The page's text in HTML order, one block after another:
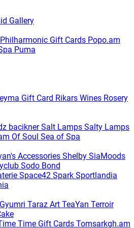
Gallery
Philharmonic Gift Cards Popo.am
Puma
Gift Card Rikars Wines Rosery
baciknerSalt Lamps Salty Lamps
Of Soul Sea of Spa
Accessories Shelby SiaMoods
Sodo Bond
Space42 Spark Sportlandia
Taraz Art TeaYan Terroir
Time Gift Cards Tomsarkgh.am